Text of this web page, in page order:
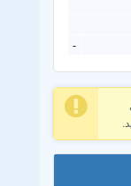
-